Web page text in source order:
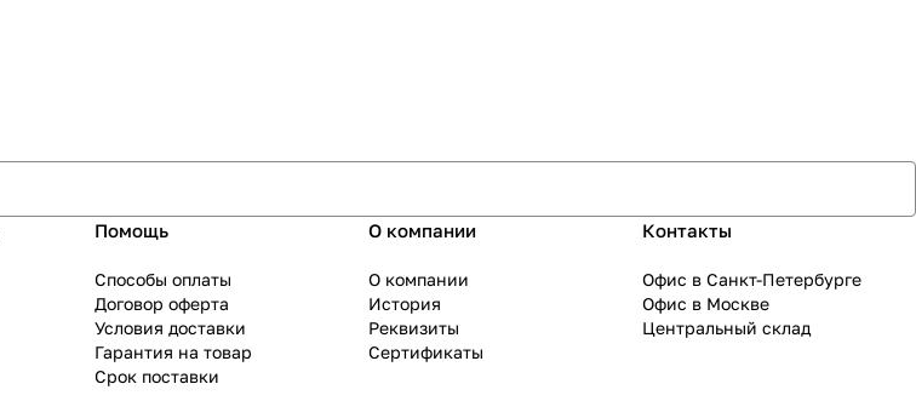
Помощь
Способы оплаты
Договор оферта
Условия доставки
Гарантия на товар
Срок поставки
О компании
О компании
История
Реквизиты
Сертификаты
Контакты
Офис в Санкт-Петербурге
Офис в Москве
Центральный склад